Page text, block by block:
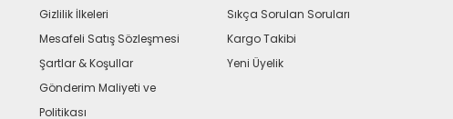
Gizlilik İlkeleri
Mesafeli Satış Sözleşmesi
Şartlar & Koşullar
Gönderim Maliyeti ve
Politikası
Sıkça Sorulan Soruları
Kargo Takibi
Yeni Üyelik